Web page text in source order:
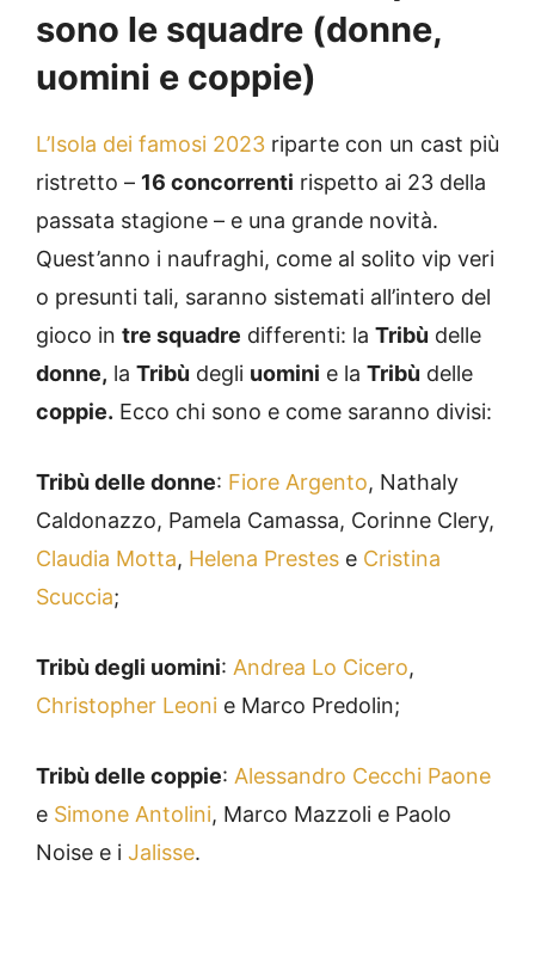
sono le squadre (donne,
uomini e coppie)
L’Isola dei famosi 2023 riparte con un cast più
ristretto – 16 concorrenti rispetto ai 23 della
passata stagione – e una grande novità.
Quest’anno i naufraghi, come al solito vip veri
o presunti tali, saranno sistemati all’intero del
gioco in tre squadre differenti: la Tribù delle
donne, la Tribù degli uomini e la Tribù delle
coppie. Ecco chi sono e come saranno divisi:
Tribù delle donne: Fiore Argento, Nathaly
Caldonazzo, Pamela Camassa, Corinne Clery,
Claudia Motta, Helena Prestes e Cristina
Scuccia;
Tribù degli uomini: Andrea Lo Cicero,
Christopher Leoni e Marco Predolin;
Tribù delle coppie: Alessandro Cecchi Paone
e Simone Antolini, Marco Mazzoli e Paolo
Noise e i Jalisse.